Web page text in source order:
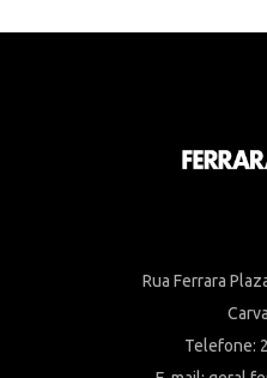
Rua Ferrara
Telefone: